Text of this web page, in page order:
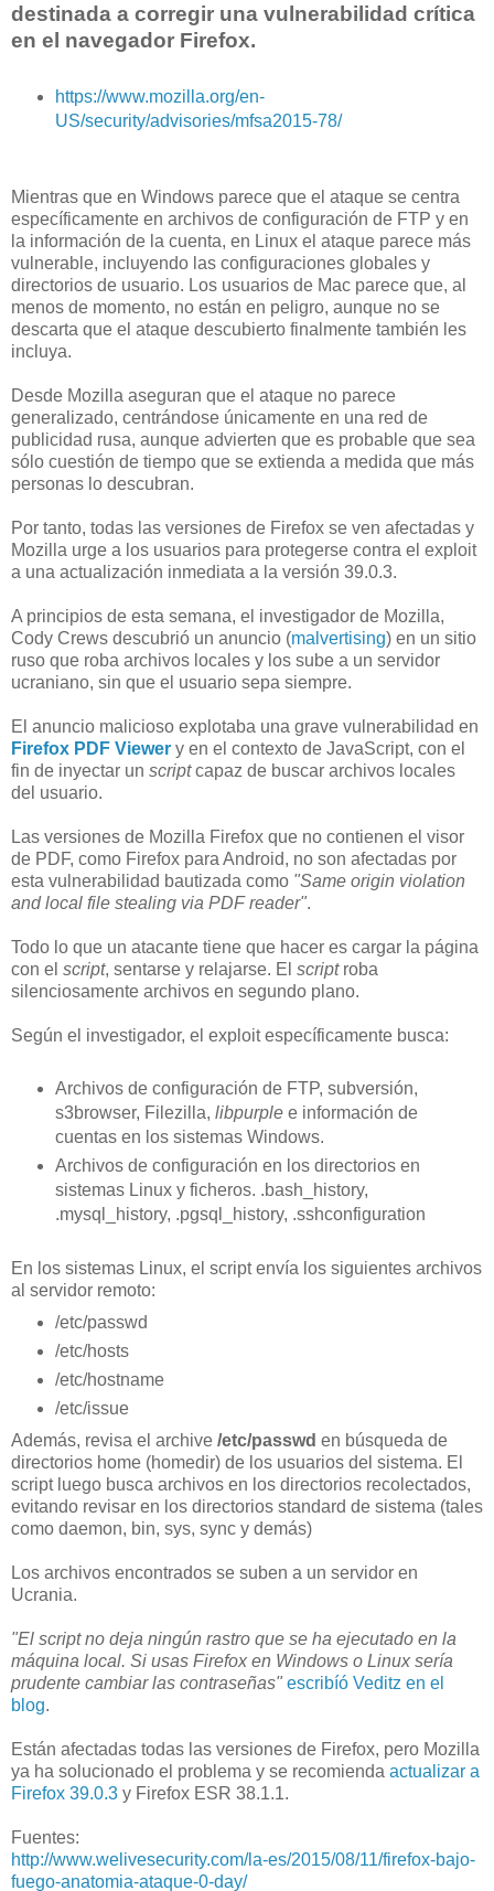
destinada a corregir una vulnerabilidad crítica
en el navegador Firefox.
https://www.mozilla.org/en-
US/security/advisories/mfsa2015-78/
Mientras que en Windows parece que el ataque se centra
específicamente en archivos de configuración de FTP y en
la información de la cuenta, en Linux el ataque parece más
vulnerable, incluyendo las configuraciones globales y
directorios de usuario. Los usuarios de Mac parece que, al
menos de momento, no están en peligro, aunque no se
descarta que el ataque descubierto finalmente también les
incluya.
Desde Mozilla aseguran que el ataque no parece
generalizado, centrándose únicamente en una red de
publicidad rusa, aunque advierten que es probable que sea
sólo cuestión de tiempo que se extienda a medida que más
personas lo descubran.
Por tanto, todas las versiones de Firefox se ven afectadas y
Mozilla urge a los usuarios para protegerse contra el exploit
a una actualización inmediata a la versión 39.0.3.
A principios de esta semana, el investigador de Mozilla,
Cody Crews descubrió un anuncio (malvertising) en un sitio
ruso que roba archivos locales y los sube a un servidor
ucraniano, sin que el usuario sepa siempre.
El anuncio malicioso explotaba una grave vulnerabilidad en
Firefox PDF Viewer y en el contexto de JavaScript, con el
fin de inyectar un scriptcapaz de buscar archivos locales
del usuario.
Las versiones de Mozilla Firefox que no contienen el visor
de PDF, como Firefox para Android, no son afectadas por
esta vulnerabilidad bautizada como "Same origin violation
and local file stealing via PDF reader".
Todo lo que un atacante tiene que hacer es cargar la página
con el script, sentarse y relajarse. El scriptroba
silenciosamente archivos en segundo plano.
Según el investigador, el exploit específicamente busca:
Archivos de configuración de FTP, subversión,
s3browser, Filezilla, libpurplee información de
cuentas en los sistemas Windows.
Archivos de configuración en los directorios en
sistemas Linux y ficheros. .bash_history,
.mysql_history, .pgsql_history, .sshconfiguration
En los sistemas Linux, el script envía los siguientes archivos
al servidor remoto:
/etc/passwd
/etc/hosts
/etc/hostname
/etc/issue
Además, revisa el archive /etc/passwd en búsqueda de
directorios home (homedir) de los usuarios del sistema. El
script luego busca archivos en los directorios recolectados,
evitando revisar en los directorios standard de sistema (tales
como daemon, bin, sys, sync y demás)
Los archivos encontrados se suben a un servidor en
Ucrania.
"El script no deja ningún rastro que se ha ejecutado en la
máquina local. Si usas Firefox en Windows o Linux sería
prudente cambiar las contraseñas" escribíó Veditz en el
blog.
Están afectadas todas las versiones de Firefox, pero Mozilla
ya ha solucionado el problema y se recomienda actualizar a
Firefox 39.0.3 y Firefox ESR 38.1.1.
Fuentes:
http://www.welivesecurity.com/la-es/2015/08/11/firefox-bajo-
fuego-anatomia-ataque-0-day/